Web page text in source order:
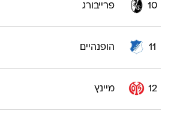
10 פרייבורג
11 הופנהיים
12 מיינץ